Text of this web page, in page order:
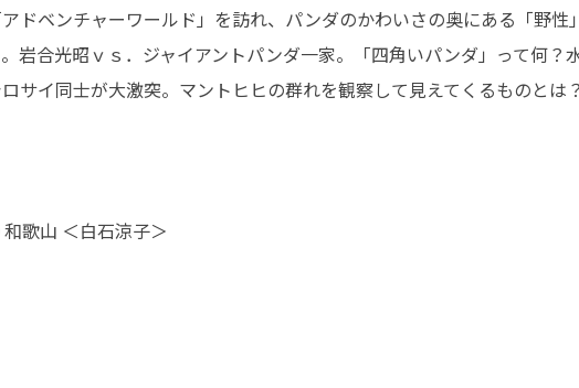
ドベンチャーワールド」を訪れ、パンダのかわいさの奥にある「野性
岩合光昭ｖｓ．ジャイアントパンダ一家。「四角いパンダ」って何？
サイ同士が大激突。マントヒヒの群れを観察して見えてくるものとは？
歌山 ＜白石涼子＞